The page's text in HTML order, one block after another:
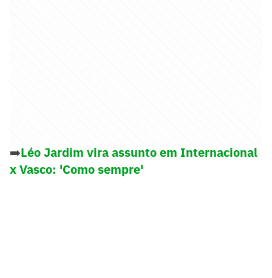
➡️Léo Jardim vira assunto em Internacional
x Vasco: 'Como sempre'